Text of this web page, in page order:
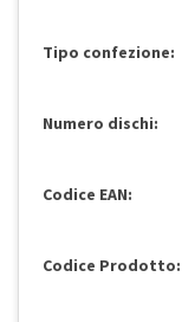
Tipo confezione:
Numero dischi:
Codice EAN:
Codice Prodotto: